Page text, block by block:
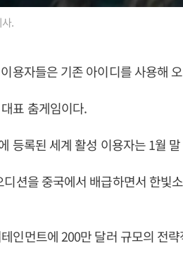
.
용자들은 기존 아이디를 사용해
표 춤게임이다.
등록된 세계 활성 이용자는 1월
션을 중국에서 배급하면서 한빛
인먼트에 200만 달러 규모의 전